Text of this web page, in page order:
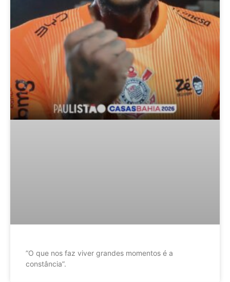
”O que nos faz viver grandes momentos é a
constância”.